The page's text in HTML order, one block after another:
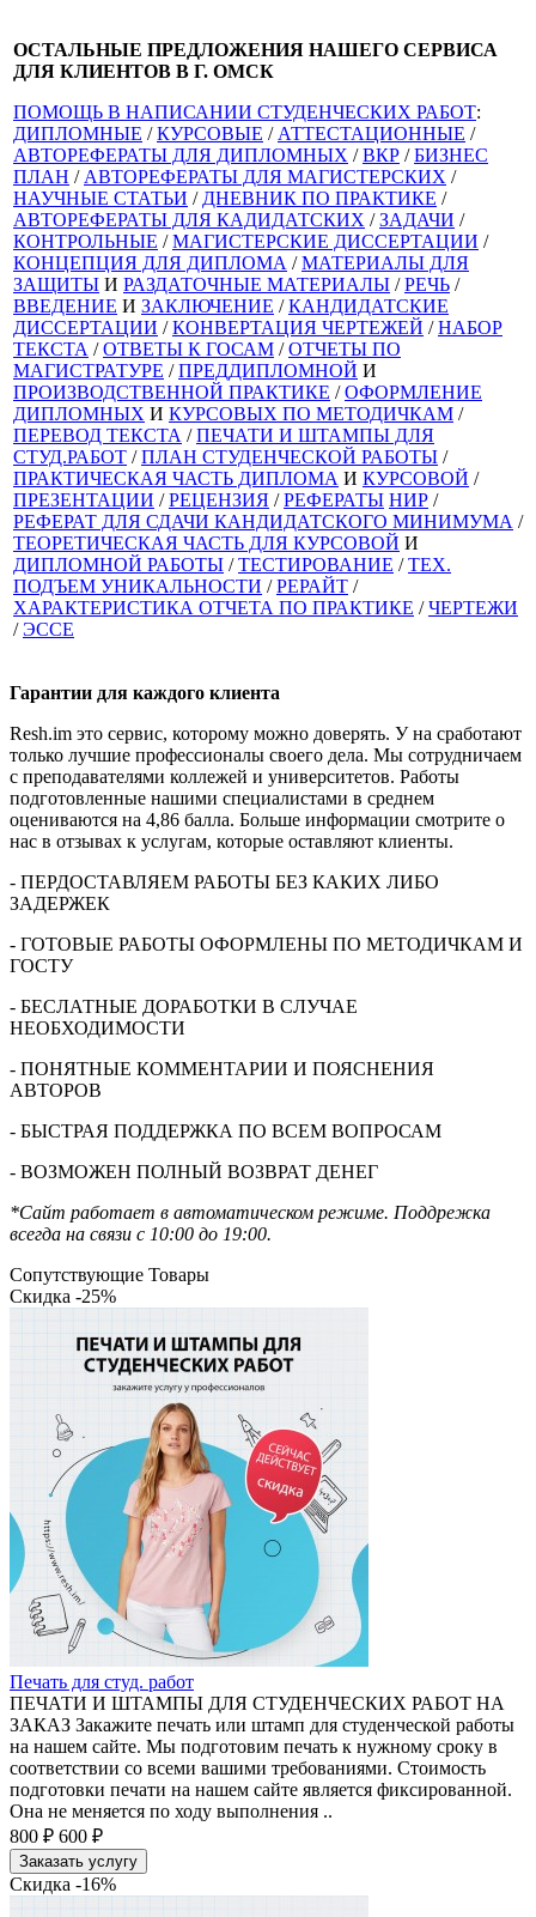
ОСТАЛЬНЫЕ ПРЕДЛОЖЕНИЯ НАШЕГО СЕРВИСА
ДЛЯ КЛИЕНТОВ В Г. ОМСК
ПОМОЩЬ В НАПИСАНИИ СТУДЕНЧЕСКИХ РАБОТ:
ДИПЛОМНЫЕ /КУРСОВЫЕ /АТТЕСТАЦИОННЫЕ /
АВТОРЕФЕРАТЫ ДЛЯ ДИПЛОМНЫХ /ВКР /БИЗНЕС
ПЛАН /АВТОРЕФЕРАТЫ ДЛЯ МАГИСТЕРСКИХ /
НАУЧНЫЕ СТАТЬИ /ДНЕВНИК ПО ПРАКТИКЕ /
АВТОРЕФЕРАТЫ ДЛЯ КАДИДАТСКИХ /ЗАДАЧИ /
КОНТРОЛЬНЫЕ /МАГИСТЕРСКИЕ ДИССЕРТАЦИИ /
КОНЦЕПЦИЯ ДЛЯ ДИПЛОМА /МАТЕРИАЛЫ ДЛЯ
ЗАЩИТЫ И РАЗДАТОЧНЫЕ МАТЕРИАЛЫ /РЕЧЬ /
ВВЕДЕНИЕ И ЗАКЛЮЧЕНИЕ /КАНДИДАТСКИЕ
ДИССЕРТАЦИИ /КОНВЕРТАЦИЯ ЧЕРТЕЖЕЙ /НАБОР
ТЕКСТА /ОТВЕТЫ К ГОСАМ /ОТЧЕТЫ ПО
МАГИСТРАТУРЕ /ПРЕДДИПЛОМНОЙ И
ПРОИЗВОДСТВЕННОЙ ПРАКТИКЕ /ОФОРМЛЕНИЕ
ДИПЛОМНЫХ И КУРСОВЫХ ПО МЕТОДИЧКАМ /
ПЕРЕВОД ТЕКСТА /ПЕЧАТИ И ШТАМПЫ ДЛЯ
СТУД.РАБОТ /ПЛАН СТУДЕНЧЕСКОЙ РАБОТЫ /
ПРАКТИЧЕСКАЯ ЧАСТЬ ДИПЛОМА И КУРСОВОЙ /
ПРЕЗЕНТАЦИИ /РЕЦЕНЗИЯ /РЕФЕРАТЫ НИР /
РЕФЕРАТ ДЛЯ СДАЧИ КАНДИДАТСКОГО МИНИМУМА /
ТЕОРЕТИЧЕСКАЯ ЧАСТЬ ДЛЯ КУРСОВОЙ И
ДИПЛОМНОЙ РАБОТЫ /ТЕСТИРОВАНИЕ /ТЕХ.
ПОДЪЕМ УНИКАЛЬНОСТИ /РЕРАЙТ /
ХАРАКТЕРИСТИКА ОТЧЕТА ПО ПРАКТИКЕ /ЧЕРТЕЖИ
/ЭССЕ
Гарантии для каждого клиента
Resh.im это сервис, которому можно доверять. У на сработают
только лучшие профессионалы своего дела. Мы сотрудничаем
с преподавателями коллежей и университетов. Работы
подготовленные нашими специалистами в среднем
оцениваются на 4,86 балла. Больше информации смотрите о
нас в отзывах к услугам, которые оставляют клиенты.
- ПЕРДОСТАВЛЯЕМ РАБОТЫ БЕЗ КАКИХ ЛИБО
ЗАДЕРЖЕК
- ГОТОВЫЕ РАБОТЫ ОФОРМЛЕНЫ ПО МЕТОДИЧКАМ И
ГОСТУ
- БЕСЛАТНЫЕ ДОРАБОТКИ В СЛУЧАЕ
НЕОБХОДИМОСТИ
- ПОНЯТНЫЕ КОММЕНТАРИИ И ПОЯСНЕНИЯ
АВТОРОВ
- БЫСТРАЯ ПОДДЕРЖКА ПО ВСЕМ ВОПРОСАМ
- ВОЗМОЖЕН ПОЛНЫЙ ВОЗВРАТ ДЕНЕГ
*Сайт работает в автоматическом режиме. Поддрежка
всегда на связи с 10:00 до 19:00.
Сопутствующие Товары
Скидка -25%
Печать для студ. работ
ПЕЧАТИ И ШТАМПЫ ДЛЯ СТУДЕНЧЕСКИХ РАБОТ НА
ЗАКАЗ Закажите печать или штамп для студенческой работы
на нашем сайте. Мы подготовим печать к нужному сроку в
соответствии со всеми вашими требованиями. Стоимость
подготовки печати на нашем сайте является фиксированной.
Она не меняется по ходу выполнения ..
800 ₽ 600 ₽
Заказать услугу
Скидка -16%